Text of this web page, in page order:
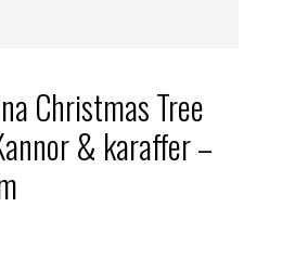
Christmas Tree
& karaffer –